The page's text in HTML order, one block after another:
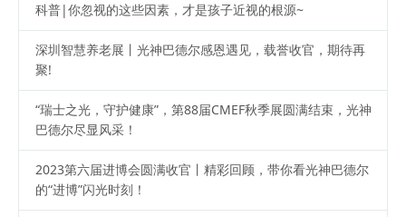
科普|你忽视的这些因素，才是孩子近视的根源~
‍深圳智慧养老展丨光神巴德尔感恩遇见，载誉收官，期待再
聚!
“瑞士之光，守护健康”，第88届CMEF秋季展圆满结束，光神
巴德尔尽显风采！
2023第六届进博会圆满收官丨精彩回顾，带你看光神巴德尔
的“进博”闪光时刻！